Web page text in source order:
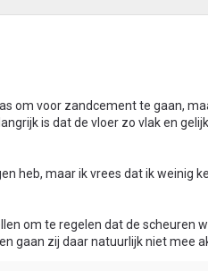
om voor zandcement te gaan,
is dat de vloer zo vlak en
heb, maar ik vrees dat ik weinig
om te regelen dat de scheuren
gaan zij daar natuurlijk niet mee